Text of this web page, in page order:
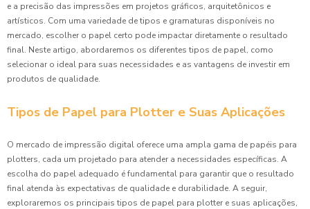
e a precisão das impressões em projetos gráficos, arquitetônicos e
artísticos. Com uma variedade de tipos e gramaturas disponíveis no
mercado, escolher o papel certo pode impactar diretamente o resultado
final. Neste artigo, abordaremos os diferentes tipos de papel, como
selecionar o ideal para suas necessidades e as vantagens de investir em
produtos de qualidade.
Tipos de Papel para Plotter e Suas Aplicações
O mercado de impressão digital oferece uma ampla gama de papéis para
plotters, cada um projetado para atender a necessidades específicas. A
escolha do papel adequado é fundamental para garantir que o resultado
final atenda às expectativas de qualidade e durabilidade. A seguir,
exploraremos os principais tipos de papel para plotter e suas aplicações,